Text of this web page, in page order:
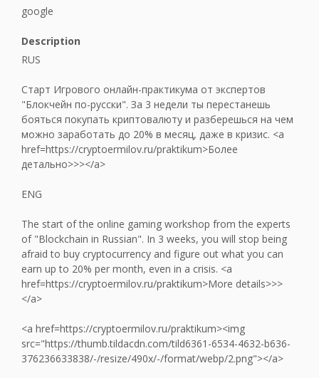
google
Description
RUS
Старт Игрового онлайн-практикума от экспертов
"Блокчейн по-русски". За 3 недели ты перестанешь
бояться покупать криптовалюту и разберешься на чем
можно заработать до 20% в месяц, даже в кризис. <a
href=https://cryptoermilov.ru/praktikum>Более
детально>>></a>
ENG
The start of the online gaming workshop from the experts
of "Blockchain in Russian". In 3 weeks, you will stop being
afraid to buy cryptocurrency and figure out what you can
earn up to 20% per month, even in a crisis. <a
href=https://cryptoermilov.ru/praktikum>More details>>>
</a>
<a href=https://cryptoermilov.ru/praktikum><img
src="https://thumb.tildacdn.com/tild6361-6534-4632-b636-
376236633838/-/resize/490x/-/format/webp/2.png"></a>